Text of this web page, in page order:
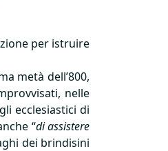
per istruire
metà dell’800,
nelle
ecclesiastici di
“di assistere
dei brindisini